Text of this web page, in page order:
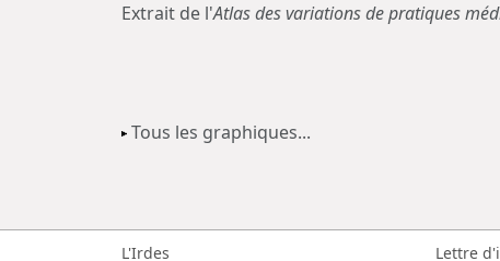
Extrait de l'Atlas des variations de pratiques
Tous les graphiques...
L'Irdes Lettre